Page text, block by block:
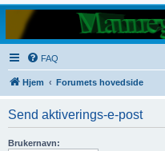
FAQ
Hjem Forumets hovedside
Send aktiverings-e-post
Brukernavn: